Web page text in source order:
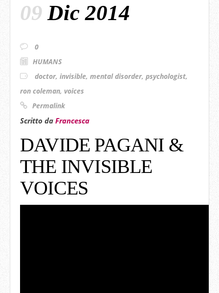
09 Dic 2014
0
HUMANS
doctor, invisible, mental disorder, psychologist,
ron coleman, voices
Permalink
Scritto da Francesca
DAVIDE PAGANI &
THE INVISIBLE
VOICES